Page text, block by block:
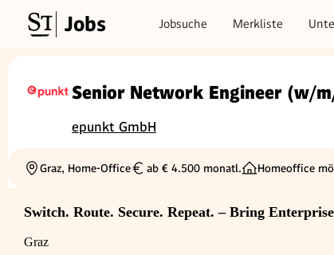
Jobs Jobsuche Merkliste
Senior Network Engineer (w/
epunkt GmbH
Ortschaft
Graz, Home-Office
Gehalt
ab € 4.500 monatl. Homeoffice
Switch. Route. Secure. Repeat. – Bring
Graz